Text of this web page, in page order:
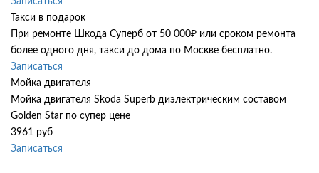
Такси в подарок
При ремонте Шкода Суперб от 50 000₽ или сроком ремонта
более одного дня, такси до дома по Москве бесплатно.
Записаться
Мойка двигателя
Мойка двигателя Skoda Superb диэлектрическим составом
Golden Star по супер цене
3961 руб
Записаться